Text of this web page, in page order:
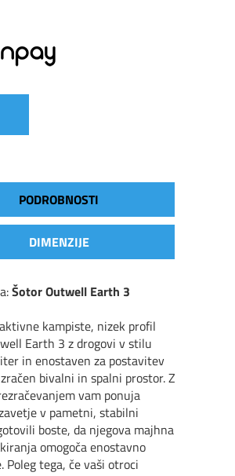
PODROBNOSTI
DIMENZIJE
Šotor Outwell Earth 3
kampiste, nizek profil
Earth 3 z drogovi v stilu
in enostaven za postavitev
bivalni in spalni prostor. Z
vam ponuja
v pametni, stabilni
boste, da njegova majhna
omogoča enostavno
Poleg tega, če vaši otroci